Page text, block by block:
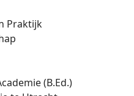
Praktijk
(B.Ed.)